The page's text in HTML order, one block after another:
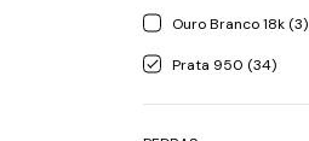
Ouro Branco 18k (3)
Prata 950 (34)